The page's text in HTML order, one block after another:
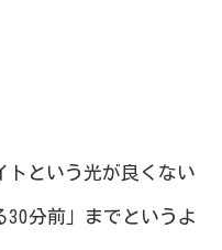
トという光が良くない
30分前」までというよ